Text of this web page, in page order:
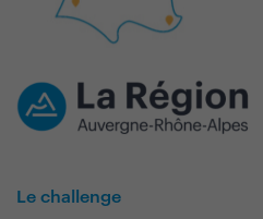
Le challenge